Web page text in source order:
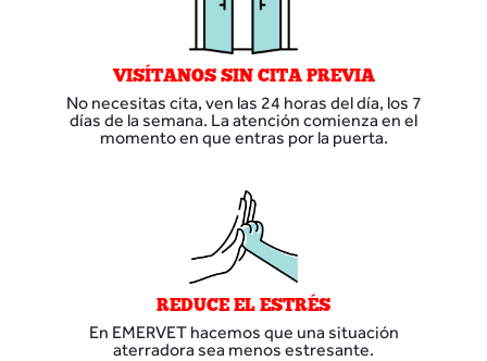
VISÍTANOS SIN CITA PREVIA
No necesitas cita, ven las 24 horas del día, los 7
días de la semana. La atención comienza en el
momento en que entras por la puerta.
REDUCE EL ESTRÉS
En EMERVET hacemos que una situación
aterradora sea menos estresante.